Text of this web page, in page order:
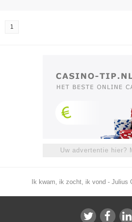
1
Uw advertentie hier?
Ik kwam, ik zocht, ik vond - Julius